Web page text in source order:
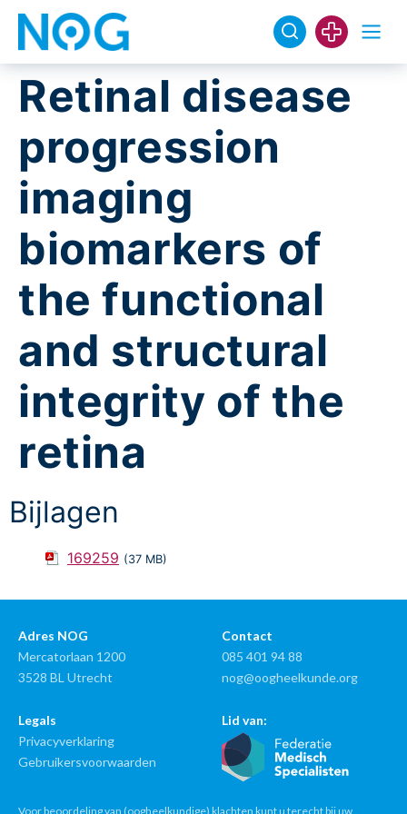
Retinal disease
progression
imaging
biomarkers of
the functional
and structural
integrity of the
retina
Bijlagen
169259 (37 MB)
Adres NOG
Mercatorlaan 1200
3528 BL Utrecht
Contact
085 401 94 88
nog@oogheelkunde.org
Legals
Privacyverklaring
Gebruikersvoorwaarden
Lid van:
Voor beoordeling van (oogheelkundige) klachten kunt u terecht bij uw